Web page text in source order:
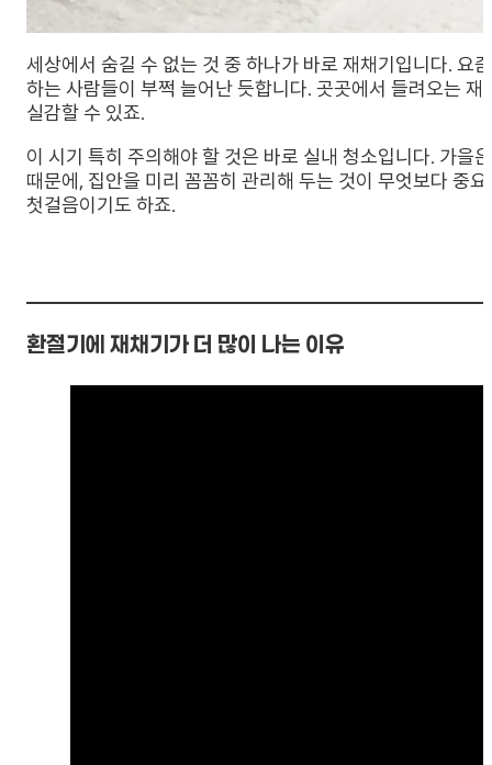
세상에서 숨길 수 없는 것 중 하나가 바로 재채기입니다. 요
하는 사람들이 부쩍 늘어난 듯합니다. 곳곳에서 들려오는
실감할 수 있죠.
이 시기 특히 주의해야 할 것은 바로 실내 청소입니다. 가을
때문에, 집안을 미리 꼼꼼히 관리해 두는 것이 무엇보다 중
첫걸음이기도 하죠.
환절기에 재채기가 더 많이 나는 이유